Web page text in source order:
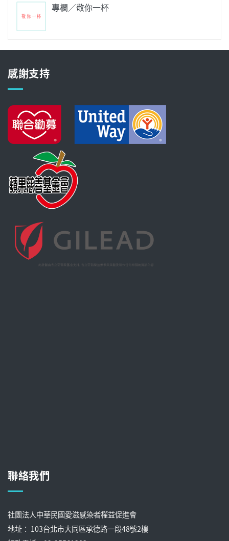
專欄／敬你一杯
感謝支持
聯絡我們
社團法人中華民國愛滋感染者權益促進會
地址： 103台北市大同區承德路一段48號2樓